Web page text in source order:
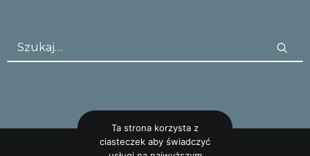
Ta strona korzysta z
ciasteczek aby świadczyć